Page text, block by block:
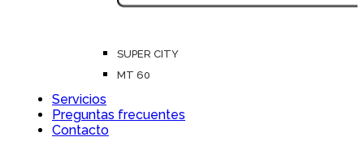
SUPER CITY
MT 60
Servicios
Preguntas frecuentes
Contacto